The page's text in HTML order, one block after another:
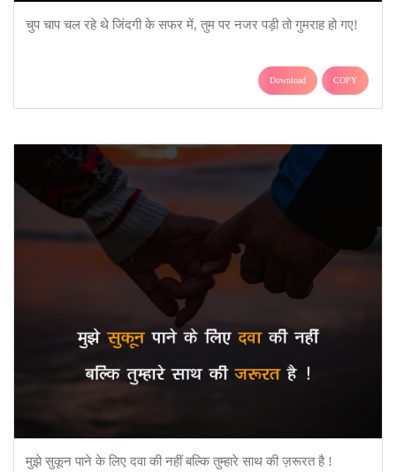
चुप चाप चल रहे थे जिंदगी के सफर में, तुम पर नजर पड़ी तो गुमराह हो गए!
Download COPY
मुझे सुकून पाने के लिए दवा की नहीं बल्कि तुम्हारे साथ की ज़रूरत है !